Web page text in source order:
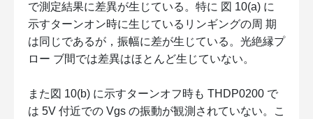
で測定結果に差異が生じている。特に 図 10(a) に
示すターンオン時に生じているリンギングの周 期
は同じであるが，振幅に差が生じている。光絶縁プ
ロー ブ間では差異はほとんど生じていない。
また図 10(b) に示すターンオフ時も THDP0200 で
は 5V 付近での Vgs の振動が観測されていない。こ